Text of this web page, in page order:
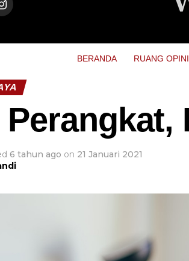
BERANDA RUANG OPINI
Perangkat,
6 tahun ago on 21 Januari 2021